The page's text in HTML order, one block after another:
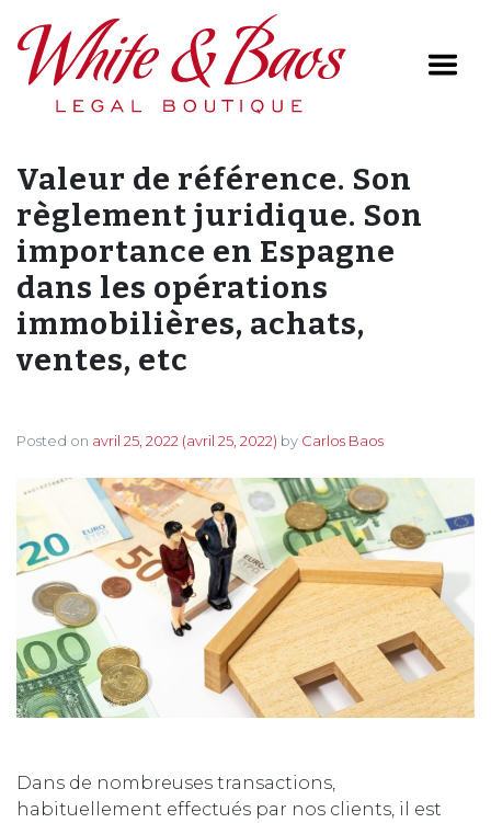
Main Navigation
Valeur de référence. Son
règlement juridique. Son
importance en Espagne
dans les opérations
immobilières, achats,
ventes, etc
Posted on avril 25, 2022 (avril 25, 2022) by Carlos Baos
Dans de nombreuses transactions,
habituellement effectués par nos clients, il est